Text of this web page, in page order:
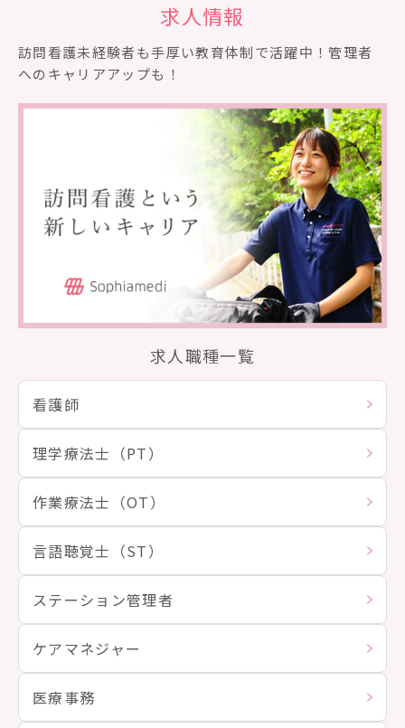
求人情報
訪問看護未経験者も⼿厚い教育体制で活躍中！管理者
へのキャリアアップも！
求人職種一覧
看護師
理学療法士（PT）
作業療法士（OT）
言語聴覚士（ST）
ステーション管理者
ケアマネジャー
医療事務